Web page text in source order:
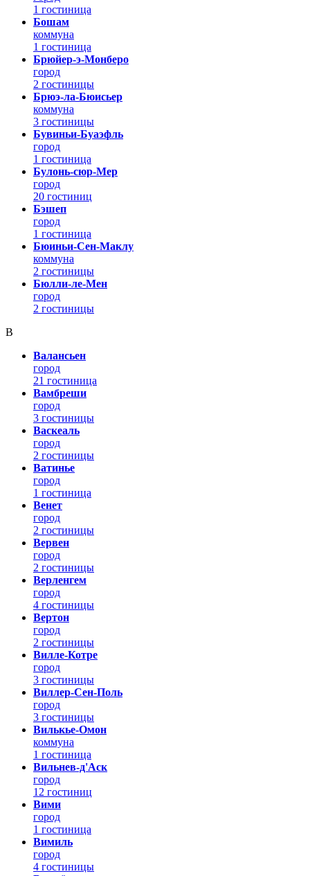
1 гостиница
Бошам
коммуна
1 гостиница
Брюйер-э-Монберо
город
2 гостиницы
Брюэ-ла-Бюисьер
коммуна
3 гостиницы
Бувиньи-Буаэфль
город
1 гостиница
Булонь-сюр-Мер
город
20 гостиниц
Бэшеп
город
1 гостиница
Бюиньи-Сен-Маклу
коммуна
2 гостиницы
Бюлли-ле-Мен
город
2 гостиницы
В
Валансьен
город
21 гостиница
Вамбреши
город
3 гостиницы
Васкеаль
город
2 гостиницы
Ватинье
город
1 гостиница
Венет
город
2 гостиницы
Вервен
город
2 гостиницы
Верленгем
город
4 гостиницы
Вертон
город
2 гостиницы
Вилле-Котре
город
3 гостиницы
Виллер-Сен-Поль
город
3 гостиницы
Вилькье-Омон
коммуна
1 гостиница
Вильнев-д'Аск
город
12 гостиниц
Вими
город
1 гостиница
Вимиль
город
4 гостиницы